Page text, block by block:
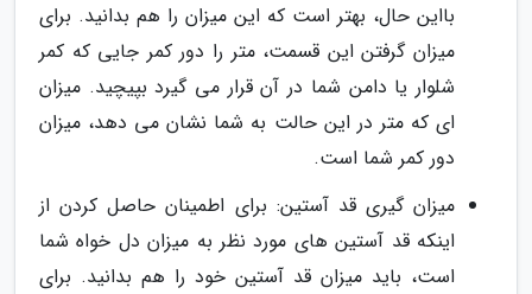
بااین حال، بهتر است که این میزان را هم بدانید. برای
میزان گرفتن این قسمت، متر را دور کمر جایی که کمر
شلوار یا دامن شما در آن قرار می گیرد بپیچید. میزان
ای که متر در این حالت به شما نشان می دهد، میزان
دور کمر شما است.
میزان گیری قد آستین: برای اطمینان حاصل کردن از
اینکه قد آستین های مورد نظر به میزان دل خواه شما
است، باید میزان قد آستین خود را هم بدانید. برای